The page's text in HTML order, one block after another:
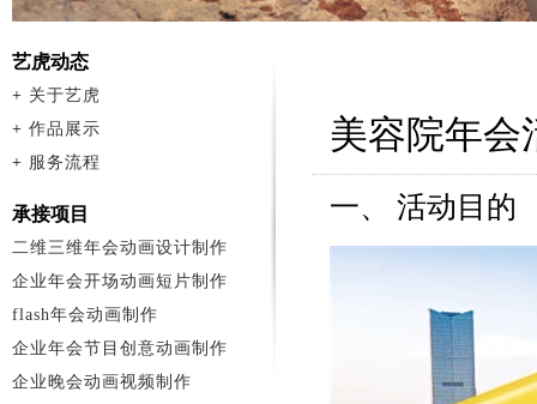
美容院年会
一、 活动目的
艺虎动态
+ 关于艺虎
+ 作品展示
+ 服务流程
承接项目
二维三维年会动画设计制作
企业年会开场动画短片制作
flash年会动画制作
企业年会节目创意动画制作
企业晚会动画视频制作